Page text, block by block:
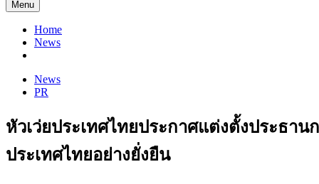
Menu
Home
News
News
PR
หัวเว่ยประเทศไทยประกาศแต่งตั้งประธ
ประเทศไทยอย่างยั่งยืน